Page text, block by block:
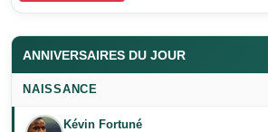
ANNIVERSAIRES DU JOUR
NAISSANCE
Kévin Fortuné